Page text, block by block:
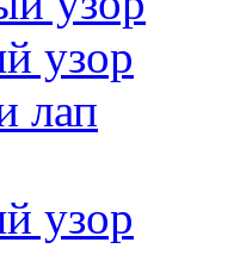
узор
лап
узор